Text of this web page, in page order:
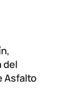
del
Asfalto